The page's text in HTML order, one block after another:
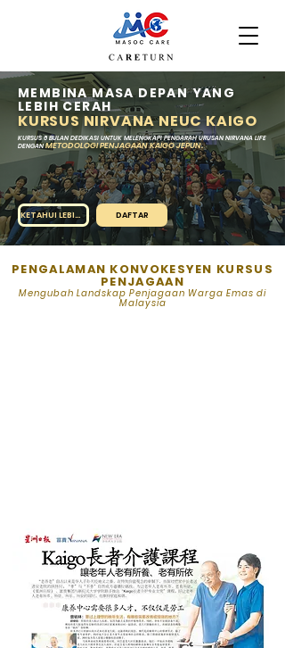
MEMBINA MASA DEPAN YANG
LEBIH CERAH
KURSUS NIRVANA NEUC KAIGO
KURSUS 6 BULAN DEDIKASI UNTUK MELENGKAPI PENGARAH URUSAN NIRVANA LIFE
DENGANMETODOLOGI PENJAGAAN KAIGO JEPUN.
KETAHUI LEBIH LANJUT DAFTAR
PENGALAMAN KONVOKESYEN KURSUS
PENJAGAAN
Mengubah Landskap Penjagaan Warga Emas di
Malaysia